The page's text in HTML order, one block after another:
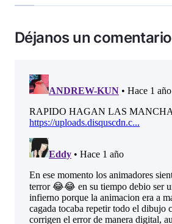
Déjanos un comentario